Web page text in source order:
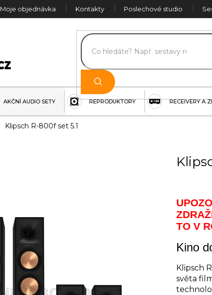
Moje objednávka Kontakty Poslechové studio
AKČNÍ AUDIO SETY REPRODUKTORY RECEIVERY A
Klipsch R-800f set 5.1
TO V
Kino
Klipsch
světa